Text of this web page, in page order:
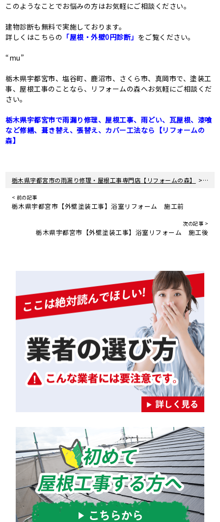
このようなことでお悩みの方はお気軽にご相談ください。
建物診断も無料で実施しております。
詳しくはこちらの 「屋根・外壁0円診断」 をご覧ください。
“mu”
栃木県宇都宮市、塩谷町、鹿沼市、さくら市、真岡市で、塗装工
事、屋根工事のことなら、リフォームの森へお気軽にご相談くだ
さい。
栃木県宇都宮市で雨漏り修理、屋根工事、雨どい、瓦屋根、漆喰
など修繕、葺き替え、張替え、カバー工法なら【リフォームの
森】
栃木県宇都宮市の雨漏り修理・屋根工事専門店【リフォームの森】 > 新着
< 前の記事
栃木県宇都宮市【外壁塗装工事】浴室リフォーム 施工前
次の記事 >
栃木県宇都宮市【外壁塗装工事】浴室リフォーム 施工後